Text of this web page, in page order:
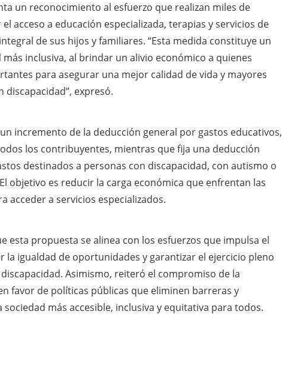
un reconocimiento al esfuerzo que realizan miles de
acceso a educación especializada, terapias y servicios de
de sus hijos y familiares. “Esta medida constituye un
inclusiva, al brindar un alivio económico a quienes
para asegurar una mejor calidad de vida y mayores
expresó.
incremento de la deducción general por gastos educativos,
los contribuyentes, mientras que fija una deducción
destinados a personas con discapacidad, con autismo o
objetivo es reducir la carga económica que enfrentan las
acceder a servicios especializados.
esta propuesta se alinea con los esfuerzos que impulsa el
igualdad de oportunidades y garantizar el ejercicio pleno
Asimismo, reiteró el compromiso de la
favor de políticas públicas que eliminen barreras y
más accesible, inclusiva y equitativa para todos.